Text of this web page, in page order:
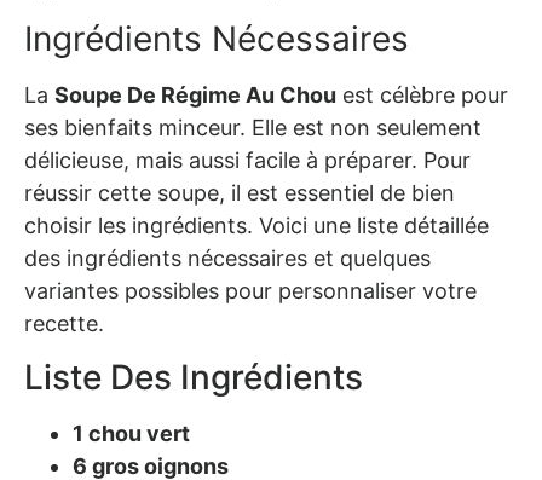
Ingrédients Nécessaires
La Soupe De Régime Au Chou est célèbre pour
ses bienfaits minceur. Elle est non seulement
délicieuse, mais aussi facile à préparer. Pour
réussir cette soupe, il est essentiel de bien
choisir les ingrédients. Voici une liste détaillée
des ingrédients nécessaires et quelques
variantes possibles pour personnaliser votre
recette.
Liste Des Ingrédients
1 chou vert
6 gros oignons